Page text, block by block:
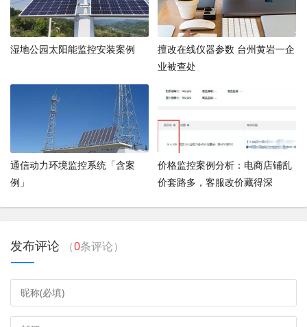
湿地公园太阳能监控安装案例
擅改在线仪器参数 台州黄岩一企
业被查处
通信动力环境监控系统「含案
例」
价格监控案例分析：电商店铺乱
价套路多，客服改价藏得深
发布评论 （0条评论）